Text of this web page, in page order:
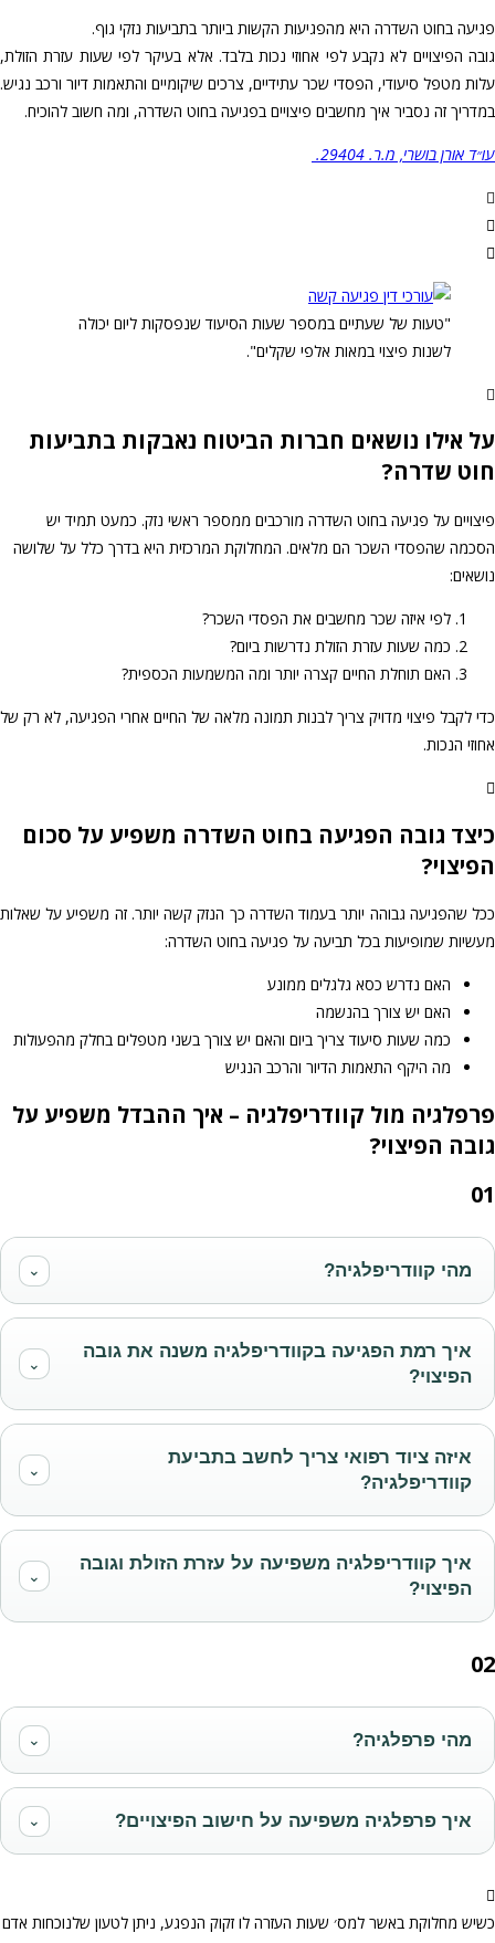
פגיעה בחוט השדרה היא מהפגיעות הקשות ביותר בתביעות נזקי גוף.
גובה הפיצויים לא נקבע לפי אחוזי נכות בלבד. אלא בעיקר לפי שעות עזרת הזולת,
עלות מטפל סיעודי, הפסדי שכר עתידיים, צרכים שיקומיים והתאמות דיור ורכב נגיש.
במדריך זה נסביר איך מחשבים פיצויים בפגיעה בחוט השדרה, ומה חשוב להוכיח.
עו״ד אורן בושרי, מ.ר. 29404.
"טעות של שעתיים במספר שעות הסיעוד שנפסקות ליום יכולה
לשנות פיצוי במאות אלפי שקלים".
על אילו נושאים חברות הביטוח נאבקות בתביעות
חוט שדרה?
פיצויים על פגיעה בחוט השדרה מורכבים ממספר ראשי נזק. כמעט תמיד יש
הסכמה שהפסדי השכר הם מלאים. המחלוקת המרכזית היא בדרך כלל על שלושה
נושאים:
לפי איזה שכר מחשבים את הפסדי השכר?
כמה שעות עזרת הזולת נדרשות ביום?
האם תוחלת החיים קצרה יותר ומה המשמעות הכספית?
כדי לקבל פיצוי מדויק צריך לבנות תמונה מלאה של החיים אחרי הפגיעה, לא רק של
אחוזי הנכות.
כיצד גובה הפגיעה בחוט השדרה משפיע על סכום
הפיצוי?
ככל שהפגיעה גבוהה יותר בעמוד השדרה כך הנזק קשה יותר. זה משפיע על שאלות
מעשיות שמופיעות בכל תביעה על פגיעה בחוט השדרה:
האם נדרש כסא גלגלים ממונע
האם יש צורך בהנשמה
כמה שעות סיעוד צריך ביום והאם יש צורך בשני מטפלים בחלק מהפעולות
מה היקף התאמות הדיור והרכב הנגיש
פרפלגיה מול קוודריפלגיה – איך ההבדל משפיע על
גובה הפיצוי?
01
מהי קוודריפלגיה? ⌄
איך רמת הפגיעה בקוודריפלגיה משנה את גובה
הפיצוי?
⌄
איזה ציוד רפואי צריך לחשב בתביעת
קוודריפלגיה?
⌄
איך קוודריפלגיה משפיעה על עזרת הזולת וגובה
הפיצוי?
⌄
02
מהי פרפלגיה? ⌄
איך פרפלגיה משפיעה על חישוב הפיצויים? ⌄
כשיש מחלוקת באשר למס׳ שעות העזרה לו זקוק הנפגע, ניתן לטעון שלנוכחות אדם